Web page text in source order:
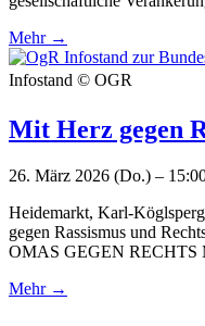
Mehr →
Infostand © OGR
Mit Herz gegen
26. März 2026 (Do.) –
Heidemarkt, Karl-
gegen Rassismus und
OMAS GEGEN RECHTS
Mehr →